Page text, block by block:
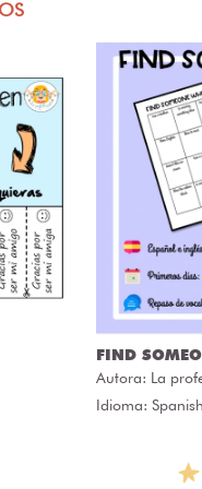
FIND
Autora: La
Idioma: Spanish